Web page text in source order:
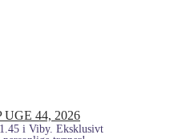
44, 2026
i Viby. Eksklusivt